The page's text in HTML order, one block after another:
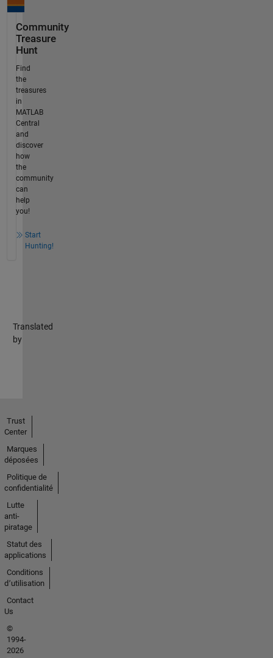
Community
Treasure
Hunt
Find
the
treasures
in
MATLAB
Central
and
discover
how
the
community
can
help
you!
Start
Hunting!
Translated
by
Trust
Center
Marques
déposées
Politique de
confidentialité
Lutte
anti-
piratage
Statut des
applications
Conditions
d՚utilisation
Contact
Us
©
1994-
2026